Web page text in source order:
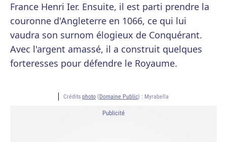
France Henri Ier. Ensuite, il est parti prendre la
couronne d'Angleterre en 1066, ce qui lui
vaudra son surnom élogieux de Conquérant.
Avec l'argent amassé, il a construit quelques
forteresses pour défendre le Royaume.
Crédits photo (Domaine Public) : Myrabella
Publicité